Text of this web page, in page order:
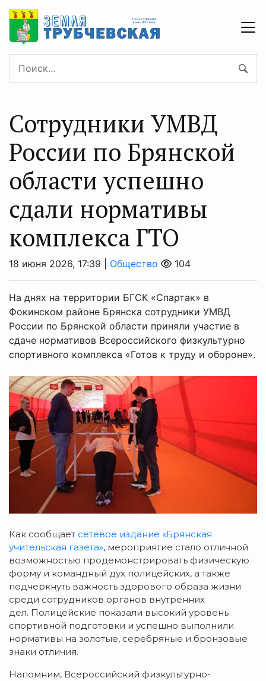
Сотрудники УМВД
России по Брянской
области успешно
сдали нормативы
комплекса ГТО
18 июня 2026, 17:39 | Общество 104
На днях на территории БГСК «Спартак» в
Фокинском районе Брянска сотрудники УМВД
России по Брянской области приняли участие в
сдаче нормативов Всероссийского физкультурно
спортивного комплекса «Готов к труду и обороне».
Как сообщает сетевое издание «Брянская
учительская газета», мероприятие стало отличной
возможностью продемонстрировать физическую
форму и командный дух полицейских, а также
подчеркнуть важность здорового образа жизни
среди сотрудников органов внутренних
дел. Полицейские показали высокий уровень
спортивной подготовки и успешно выполнили
нормативы на золотые, серебряные и бронзовые
знаки отличия.
Напомним, Всероссийский физкультурно-